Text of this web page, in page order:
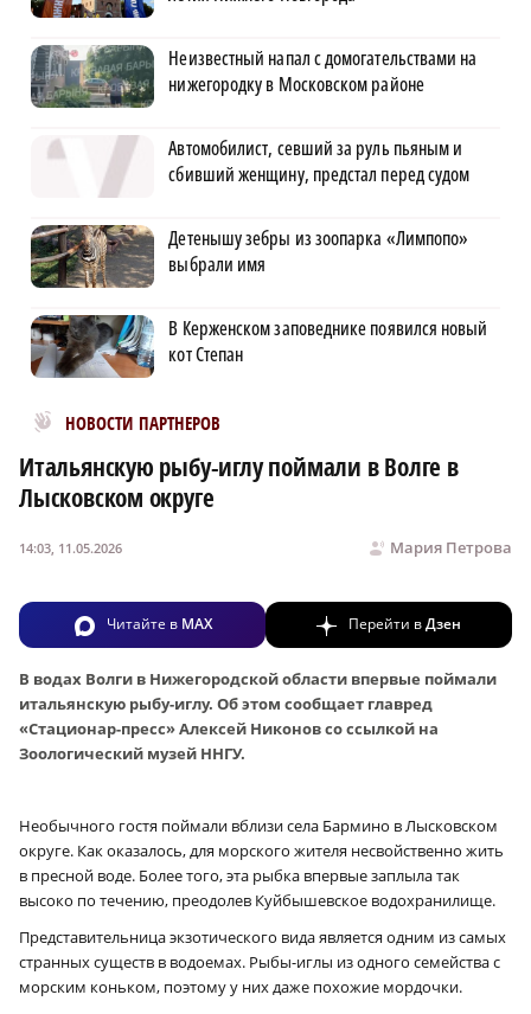
Неизвестный напал с домогательствами на
нижегородку в Московском районе
Автомобилист, севший за руль пьяным и
сбивший женщину, предстал перед судом
Детенышу зебры из зоопарка «Лимпопо»
выбрали имя
В Керженском заповеднике появился новый
кот Степан
НОВОСТИ ПАРТНЕРОВ
Новости МирТесен
Итальянскую рыбу-иглу поймали в Волге в
Лысковском округе
Мария Петрова
14:03, 11.05.2026
Читайте в MAX Перейти вДзен
В водах Волги в Нижегородской области впервые поймали
итальянскую рыбу-иглу. Об этом сообщает главред
«Стационар-пресс» Алексей Никонов со ссылкой на
Зоологический музей ННГУ.
Необычного гостя поймали вблизи села Бармино в Лысковском
округе. Как оказалось, для морского жителя несвойственно жить
в пресной воде. Более того, эта рыбка впервые заплыла так
высоко по течению, преодолев Куйбышевское водохранилище.
Представительница экзотического вида является одним из самых
странных существ в водоемах. Рыбы-иглы из одного семейства с
морским коньком, поэтому у них даже похожие мордочки.